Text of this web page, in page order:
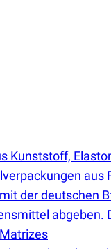
Kunststoff,
aus
der deutschen
abgeben.